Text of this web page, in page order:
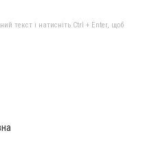
текст і натисніть Ctrl + Enter, щоб